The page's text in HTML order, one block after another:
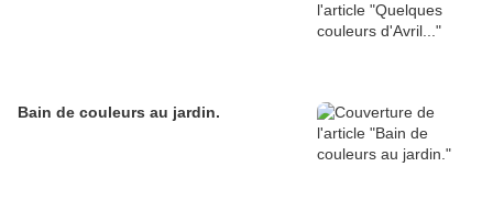
Bain de couleurs au jardin.